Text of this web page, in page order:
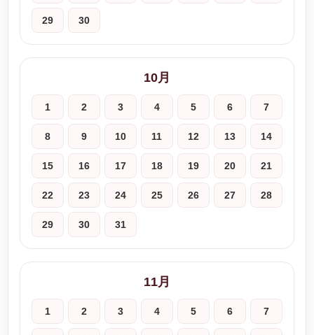
29 30
10月
1 2 3 4 5 6 7
8 9 10 11 12 13 14
15 16 17 18 19 20 21
22 23 24 25 26 27 28
29 30 31
11月
1 2 3 4 5 6 7